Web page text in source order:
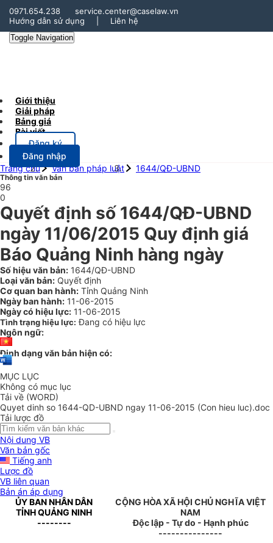
0971.654.238
service.center@caselaw.vn
Hướng dẫn sử dụng
Liên hệ
Toggle Navigation
Giới thiệu
Giải pháp
Bảng giá
Bài viết
Đăng ký
Đăng nhập
Trang chủ
Văn bản pháp luật 1644/QĐ-UBND
Thông tin văn bản
96
0
Quyết định số 1644/QĐ-UBND
ngày 11/06/2015 Quy định giá
Báo Quảng Ninh hàng ngày
Số hiệu văn bản: 1644/QĐ-UBND
Loại văn bản: Quyết định
Cơ quan ban hành: Tỉnh Quảng Ninh
Ngày ban hành: 11-06-2015
Ngày có hiệu lực: 11-06-2015
Tình trạng hiệu lực: Đang có hiệu lực
Ngôn ngữ:
Định dạng văn bản hiện có:
MỤC LỤC
Không có mục lục
Tải về (WORD)
Quyet dinh so 1644-QD-UBND ngay 11-06-2015 (Con hieu luc).doc
Tải lược đồ
Nội dung VB
Văn bản gốc
Tiếng anh
Lược đồ
VB liên quan
Bản án áp dụng
ỦY BAN NHÂN DÂN
TỈNH QUẢNG NINH
--------
CỘNG HÒA XÃ HỘI CHỦ NGHĨA VIỆT
NAM
Độc lập - Tự do - Hạnh phúc
---------------